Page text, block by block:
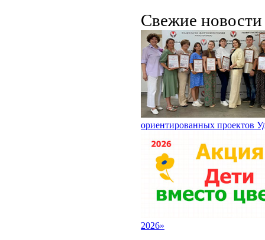
Свежие
ориентированных проектов
2026»